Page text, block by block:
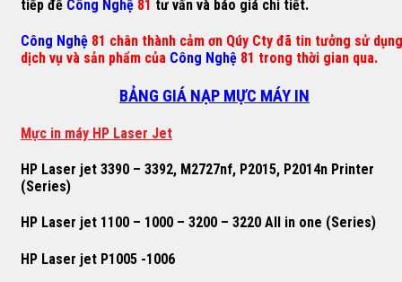
tiếp để Công Nghệ 81 tư vấn và báo giá chi tiết.
Công Nghệ 81 chân thành cảm ơn Qúy Cty đã tin tưởng sử dụng
dịch vụ và sản phẩm của Công Nghệ 81 trong thời gian qua.
BẢNG GIÁ NẠP MỰC MÁY IN
Mực in máy HP Laser Jet
HP Laser jet 3390 – 3392, M2727nf, P2015, P2014n Printer
(Series)
HP Laser jet 1100 – 1000 – 3200 – 3220 All in one (Series)
HP Laser jet P1005 -1006